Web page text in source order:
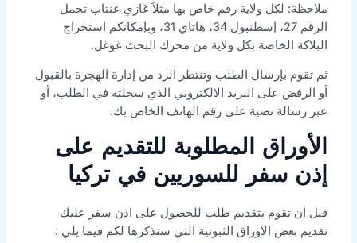
ملاحظة: لكل ولاية رقم خاص بها مثلاً غازي عنتاب تحمل
الرقم 27، إسطنبول 34، هاتاي 31، وبإمكانكم استخراج
البلاكة الخاصة بكل ولاية من محرك البحث غوغل.
ثم تقوم بإرسال الطلب وتنتظر الرد من إدارة الهجرة بالقبول
أو الرفض على البريد الالكتروني الذي سجلته في الطلب، أو
عبر رسالة نصية على رقم الهاتف الخاص بك.
الأوراق المطلوبة للتقديم على
إذن سفر للسوريين في تركيا
قبل ان تقوم بتقديم طلب للحصول على اذن سفر عليك
تقديم بعض الاوراق الثبوتية التي سنذكرها لكم فيما يلي :